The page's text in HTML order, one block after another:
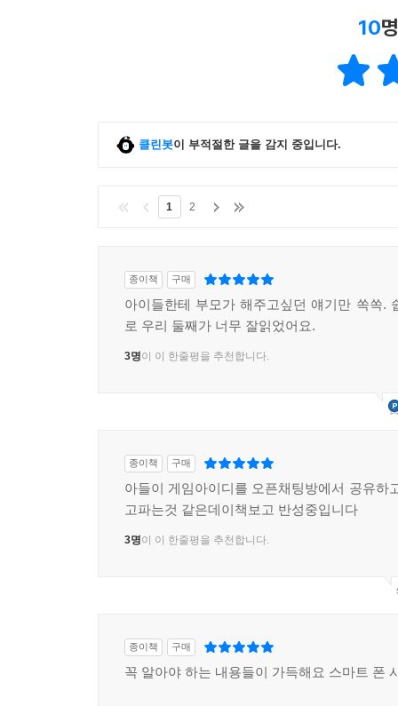
10
클린봇이 부적절한 글을 감지 중입니다.
1 2
종이책 구매
아이들한테 부모가 해주고싶던 얘기만 쏙쏙.
로 우리 둘째가 너무 잘읽었어요.
3명이 이 한줄평을 추천합니다.
종이책 구매
아들이 게임아이디를 오픈채팅방에서 공유하
고파는것 같은데이책보고 반성중입니다
3명이 이 한줄평을 추천합니다.
종이책 구매
꼭 알아야 하는 내용들이 가득해요 스마트 폰